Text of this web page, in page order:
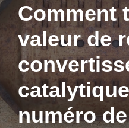
Comment
valeur de
numéro